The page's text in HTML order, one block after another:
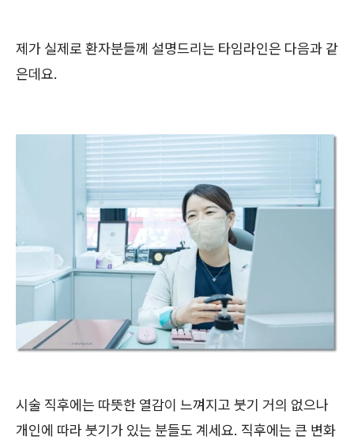
제가 실제로 환자분들께 설명드리는 타임라인은 다음과 같
은데요.
시술 직후에는 따뜻한 열감이 느껴지고 붓기 거의 없으나
개인에 따라 붓기가 있는 분들도 계세요. 직후에는 큰 변화